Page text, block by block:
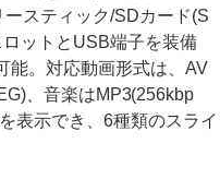
スティック/SDカード(S
ットとUSB端子を装備
能。対応動画形式は、AV
、音楽はMP3(256kbp
表示でき、6種類のスライ